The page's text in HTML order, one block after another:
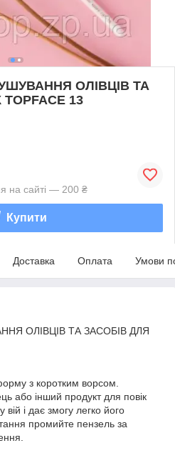
ОЛІВЦІВ ТА
13
на сайті — 200 ₴
Купити
Доставка Оплата Умови
ОЛІВЦІВ ТА ЗАСОБІВ ДЛЯ
з коротким ворсом.
або інший продукт для повік
вій і дає змогу легко його
промийте пензель за